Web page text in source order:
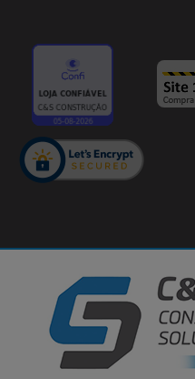
Cirino & Samara Comércio de Materiais